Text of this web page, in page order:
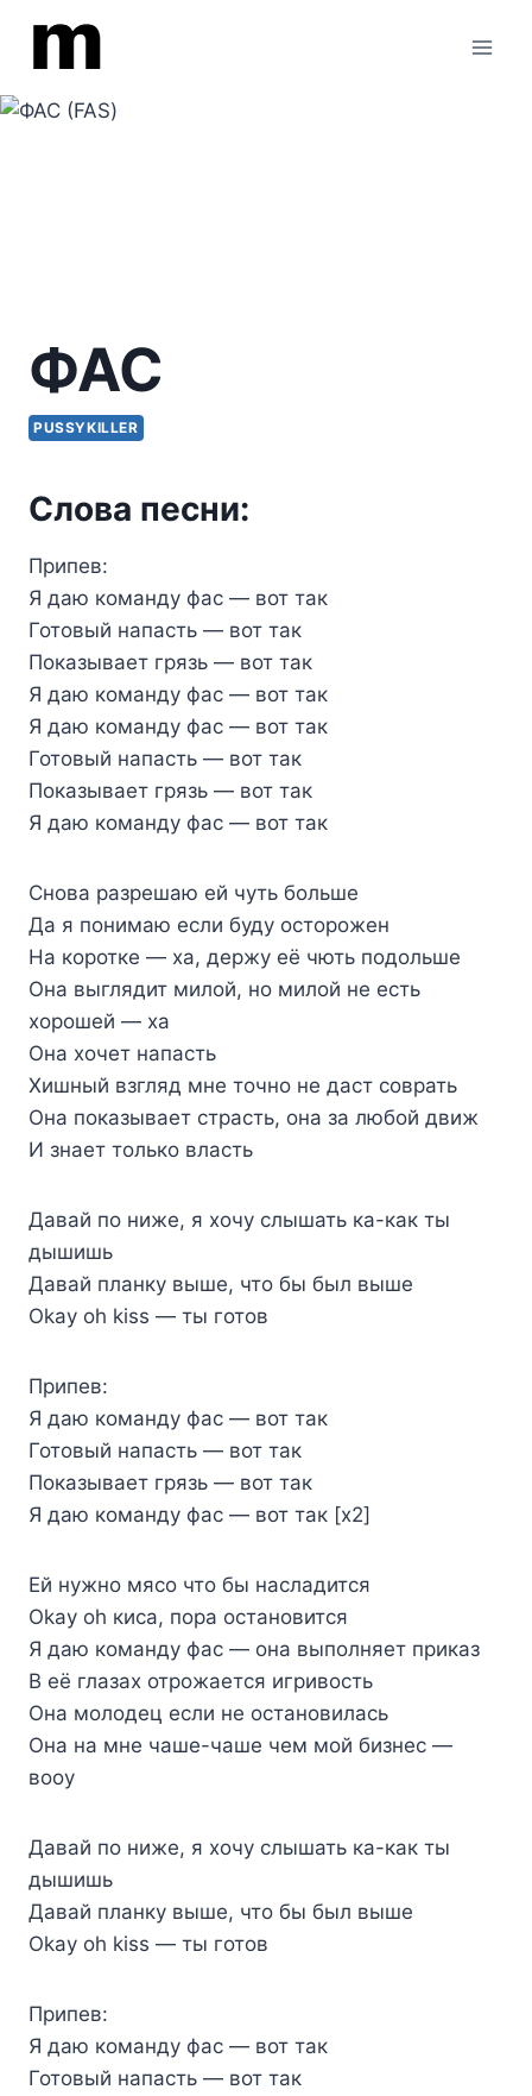
ФАС
PUSSYKILLER
Слова песни:
Припев:
Я даю команду фас — вот так
Готовый напасть — вот так
Показывает грязь — вот так
Я даю команду фас — вот так
Я даю команду фас — вот так
Готовый напасть — вот так
Показывает грязь — вот так
Я даю команду фас — вот так
Снова разрешаю ей чуть больше
Да я понимаю если буду осторожен
На коротке — ха, держу её чють подольше
Она выглядит милой, но милой не есть
хорошей — ха
Она хочет напасть
Хишный взгляд мне точно не даст соврать
Она показывает страсть, она за любой движ
И знает только власть
Давай по ниже, я хочу слышать ка-как ты
дышишь
Давай планку выше, что бы был выше
Okay oh kiss — ты готов
Припев:
Я даю команду фас — вот так
Готовый напасть — вот так
Показывает грязь — вот так
Я даю команду фас — вот так [x2]
Ей нужно мясо что бы насладится
Okay oh киса, пора остановится
Я даю команду фас — она выполняет приказ
В её глазах отрожается игривость
Она молодец если не остановилась
Она на мне чаше-чаше чем мой бизнес —
вооу
Давай по ниже, я хочу слышать ка-как ты
дышишь
Давай планку выше, что бы был выше
Okay oh kiss — ты готов
Припев:
Я даю команду фас — вот так
Готовый напасть — вот так